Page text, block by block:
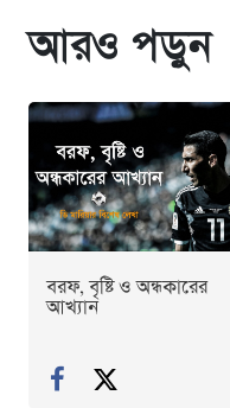
আরও পড়ুন
বরফ, বৃষ্টি ও অন্ধকারের
আখ্যান